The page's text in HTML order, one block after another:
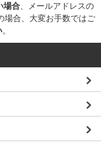
場合 、メールアドレスの
場合、大変お手数ではご
。